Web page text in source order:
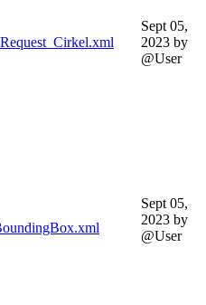
Sept 05,
2023 by
@User
Sept 05,
2023 by
@User